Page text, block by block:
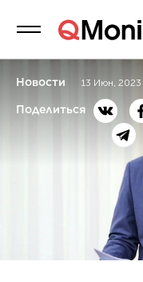
Новости 13 Июн, 2023
Поделиться